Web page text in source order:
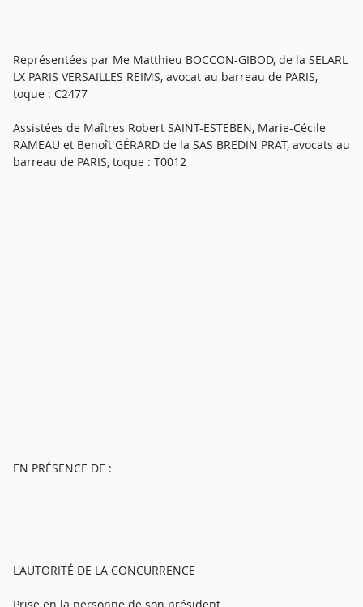
Représentées par Me Matthieu BOCCON-GIBOD, de la SELARL
LX PARIS VERSAILLES REIMS, avocat au barreau de PARIS,
toque : C2477
Assistées de Maîtres Robert SAINT-ESTEBEN, Marie-Cécile
RAMEAU et Benoît GÉRARD de la SAS BREDIN PRAT, avocats au
barreau de PARIS, toque : T0012
EN PRÉSENCE DE :
L'AUTORITÉ DE LA CONCURRENCE